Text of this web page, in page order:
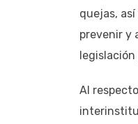
quejas,
prevenir y
Al